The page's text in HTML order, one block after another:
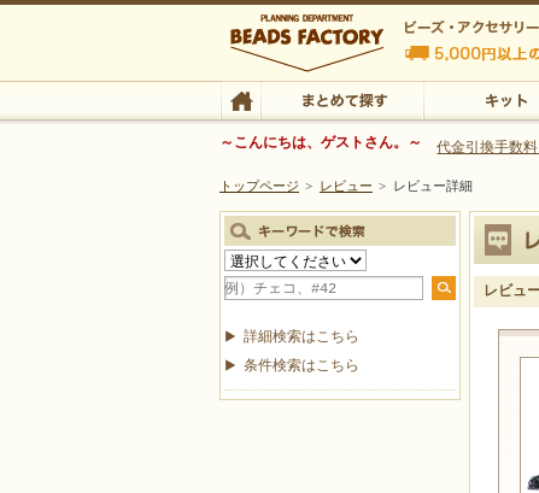
ビーズファクトリー ビーズ・パーツ・金具など
ビーズ・アクセサリ
ビーズ・アクセサリーの専門店 ビーズファクト
TOP まとめて探す
～こんにちは、ゲストさん。～ 代金引換手数
トップページ > レビュー > レビュー詳細
レビュ
詳細検索はこちら
条件検索はこちら